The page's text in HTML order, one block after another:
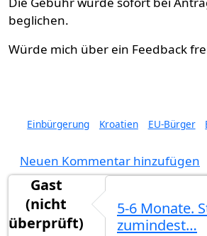
beglichen.
Würde mich über ein Feedback
Einbürgerung Kroatien EU-Bürger
Neuen Kommentar hinzufügen
Gast
(nicht
überprüft)
5-6 Monate.
zumindest…